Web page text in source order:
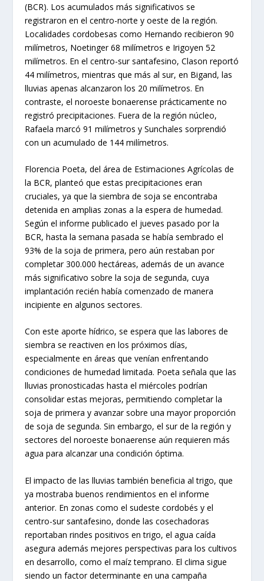
(BCR). Los acumulados más significativos se
registraron en el centro-norte y oeste de la región.
Localidades cordobesas como Hernando recibieron 90
milímetros, Noetinger 68 milímetros e Irigoyen 52
milímetros. En el centro-sur santafesino, Clason reportó
44 milímetros, mientras que más al sur, en Bigand, las
lluvias apenas alcanzaron los 20 milímetros. En
contraste, el noroeste bonaerense prácticamente no
registró precipitaciones. Fuera de la región núcleo,
Rafaela marcó 91 milímetros y Sunchales sorprendió
con un acumulado de 144 milímetros.
Florencia Poeta, del área de Estimaciones Agrícolas de
la BCR, planteó que estas precipitaciones eran
cruciales, ya que la siembra de soja se encontraba
detenida en amplias zonas a la espera de humedad.
Según el informe publicado el jueves pasado por la
BCR, hasta la semana pasada se había sembrado el
93% de la soja de primera, pero aún restaban por
completar 300.000 hectáreas, además de un avance
más significativo sobre la soja de segunda, cuya
implantación recién había comenzado de manera
incipiente en algunos sectores.
Con este aporte hídrico, se espera que las labores de
siembra se reactiven en los próximos días,
especialmente en áreas que venían enfrentando
condiciones de humedad limitada. Poeta señala que las
lluvias pronosticadas hasta el miércoles podrían
consolidar estas mejoras, permitiendo completar la
soja de primera y avanzar sobre una mayor proporción
de soja de segunda. Sin embargo, el sur de la región y
sectores del noroeste bonaerense aún requieren más
agua para alcanzar una condición óptima.
El impacto de las lluvias también beneficia al trigo, que
ya mostraba buenos rendimientos en el informe
anterior. En zonas como el sudeste cordobés y el
centro-sur santafesino, donde las cosechadoras
reportaban rindes positivos en trigo, el agua caída
asegura además mejores perspectivas para los cultivos
en desarrollo, como el maíz temprano. El clima sigue
siendo un factor determinante en una campaña